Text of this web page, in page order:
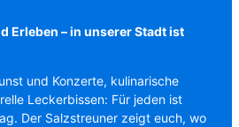
Erleben – in unserer Stadt ist
und Konzerte, kulinarische
Leckerbissen: Für jeden ist
Der Salzstreuner zeigt euch, wo